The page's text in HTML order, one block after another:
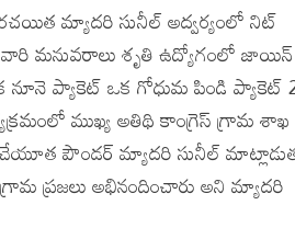
రచయిత మ్యాదరి సునీల్ అద్వర్యంలో నిట్
వారి మనువరాలు శృతి ఉద్యోగంలో జాయిన్
నూనె ప్యాకెట్ ఒక గోధుమ పిండి ప్యాకెట్
ముఖ్య అతిథి కాంగ్రెస్ గ్రామ శాఖ
చేయూత పౌండర్ మ్యాదరి సునీల్
ప్రజలు అభినందించారు అని మ్యాదరి